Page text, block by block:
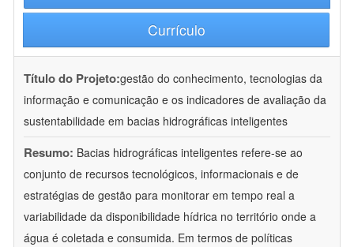
Currículo
Título do Projeto:gestão do conhecimento, tecnologias da
informação e comunicação e os indicadores de avaliação da
sustentabilidade em bacias hidrográficas inteligentes
Resumo: Bacias hidrográficas inteligentes refere-se ao
conjunto de recursos tecnológicos, informacionais e de
estratégias de gestão para monitorar em tempo real a
variabilidade da disponibilidade hídrica no território onde a
água é coletada e consumida. Em termos de políticas